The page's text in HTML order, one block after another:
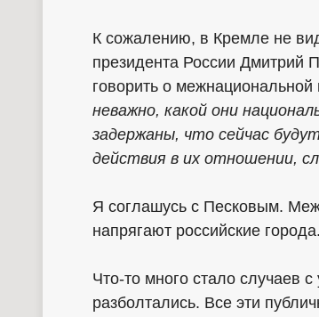
К сожалению, в Кремле не
президента России Дмитрий
говорить о межнациональной
неважно, какой они
задержаны, что сейчас
действия в их отношении,
Я соглашусь с Песковым.
напрягают российские города.
Что-то много стало случаев
разболтались. Все эти